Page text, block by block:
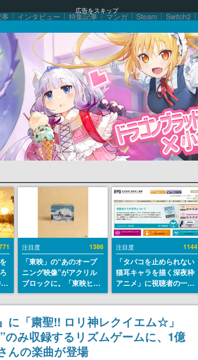
広告をスキップ
インタビュー 特集記事 マンガ Steam Switch2
注目度 1386
「東映」の“あのオープ
ニング映像”がアクリル
ブロックに。「東映ヒス
トリカル グッズコレクシ
ョン」が8月下旬より発
売
注目度 1144
「タバコを止められない
猫耳キャラを描く深夜枠
アニメ」に視聴者の一部
から批判意見。違法薬物
の使用と思しき描写も含
めて、BPOが議論を交わ
す
に「粛聖!! ロリ神レクイエム☆」
のみ収録するリズムゲームに、1億
んの楽曲が登場